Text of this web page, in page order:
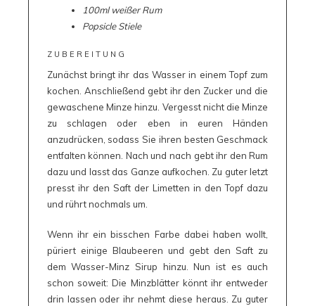
100ml weißer Rum
Popsicle Stiele
ZUBEREITUNG
Zunächst bringt ihr das Wasser in einem Topf zum
kochen. Anschließend gebt ihr den Zucker und die
gewaschene Minze hinzu. Vergesst nicht die Minze
zu schlagen oder eben in euren Händen
anzudrücken, sodass Sie ihren besten Geschmack
entfalten können. Nach und nach gebt ihr den Rum
dazu und lasst das Ganze aufkochen. Zu guter letzt
presst ihr den Saft der Limetten in den Topf dazu
und rührt nochmals um.
Wenn ihr ein bisschen Farbe dabei haben wollt,
püriert einige Blaubeeren und gebt den Saft zu
dem Wasser-Minz Sirup hinzu. Nun ist es auch
schon soweit: Die Minzblätter könnt ihr entweder
drin lassen oder ihr nehmt diese heraus. Zu guter